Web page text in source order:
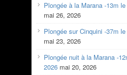
Plongée à la Marana -13m
mai 26, 2026
Plongée sur Cinquini -37m
mai 23, 2026
Plongée nuit à la Marana -
2026 mai 20, 2026